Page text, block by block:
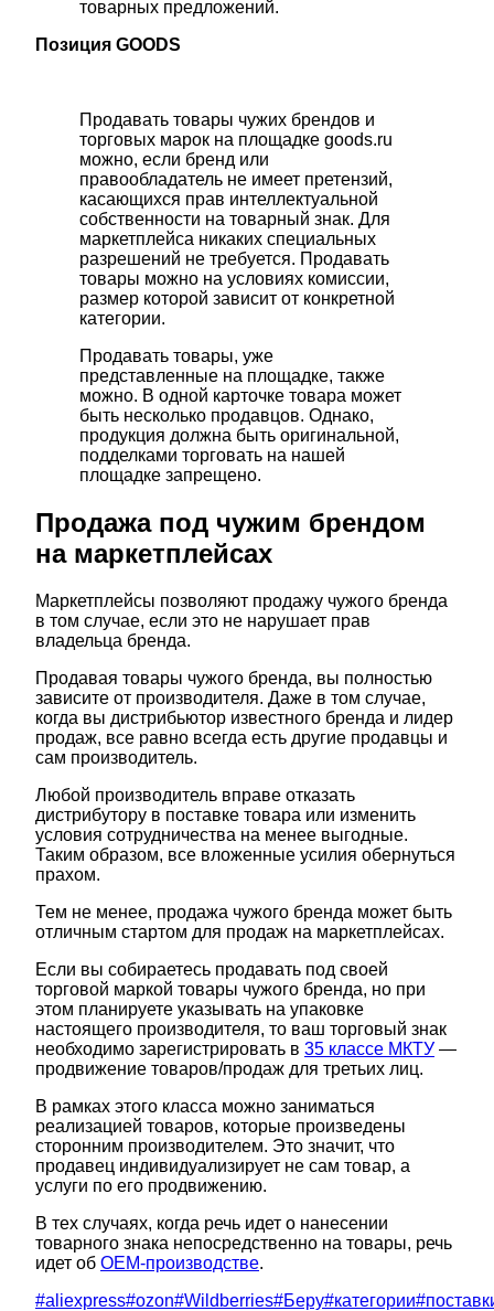
товарных предложений.
Позиция GOODS
Продавать товары чужих брендов и
торговых марок на площадке goods.ru
можно, если бренд или
правообладатель не имеет претензий,
касающихся прав интеллектуальной
собственности на товарный знак. Для
маркетплейса никаких специальных
разрешений не требуется. Продавать
товары можно на условиях комиссии,
размер которой зависит от конкретной
категории.
Продавать товары, уже
представленные на площадке, также
можно. В одной карточке товара может
быть несколько продавцов. Однако,
продукция должна быть оригинальной,
подделками торговать на нашей
площадке запрещено.
Продажа под чужим брендом
на маркетплейсах
Маркетплейсы позволяют продажу чужого бренда
в том случае, если это не нарушает прав
владельца бренда.
Продавая товары чужого бренда, вы полностью
зависите от производителя. Даже в том случае,
когда вы дистрибьютор известного бренда и лидер
продаж, все равно всегда есть другие продавцы и
сам производитель.
Любой производитель вправе отказать
дистрибутору в поставке товара или изменить
условия сотрудничества на менее выгодные.
Таким образом, все вложенные усилия обернуться
прахом.
Тем не менее, продажа чужого бренда может быть
отличным стартом для продаж на маркетплейсах.
Если вы собираетесь продавать под своей
торговой маркой товары чужого бренда, но при
этом планируете указывать на упаковке
настоящего производителя, то ваш торговый знак
необходимо зарегистрировать в 35 классе МКТУ —
продвижение товаров/продаж для третьих лиц.
В рамках этого класса можно заниматься
реализацией товаров, которые произведены
сторонним производителем. Это значит, что
продавец индивидуализирует не сам товар, а
услуги по его продвижению.
В тех случаях, когда речь идет о нанесении
товарного знака непосредственно на товары, речь
идет об ОЕМ-производстве.
#aliexpress#ozon#Wildberries#Беру#категории#